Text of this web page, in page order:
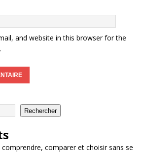
and website in this browser for the
Rechercher
comparer et choisir sans se